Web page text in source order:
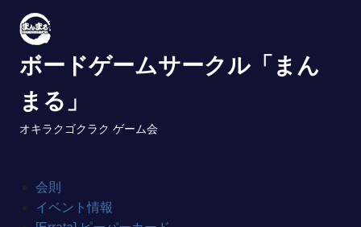
content
ボードゲームサークル「まん
まる」
オキラクゴクラク ゲーム会
会則
イベント情報